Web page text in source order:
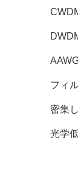
フィ
密集
光学